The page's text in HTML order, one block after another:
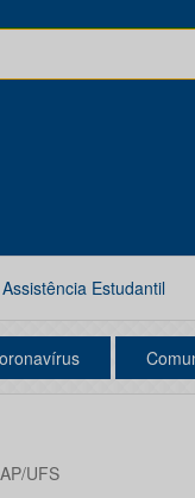
Assistência Estudantil
UFS